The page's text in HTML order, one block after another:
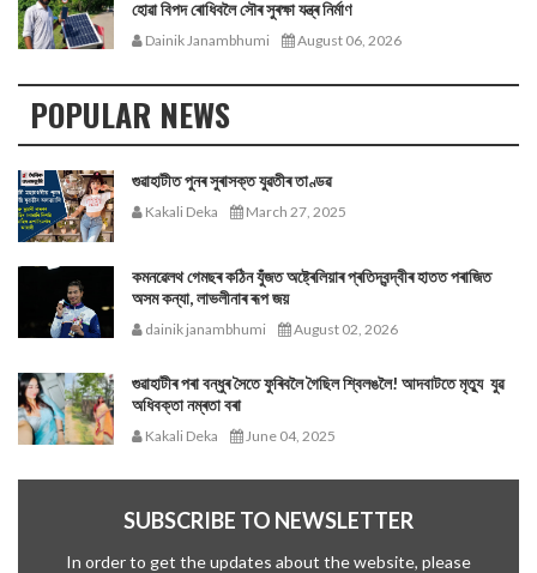
হোৱা বিপদ ৰোধিবলৈ সৌৰ সুৰক্ষা যন্ত্ৰ নিৰ্মাণ
Dainik Janambhumi August 06, 2026
POPULAR NEWS
গুৱাহাটীত পুনৰ সুৰাসক্ত যুৱতীৰ তাণ্ডৱ
Kakali Deka March 27, 2025
কমনৱেলথ গেমছৰ কঠিন যুঁজত অষ্ট্ৰেলিয়াৰ প্ৰতিদ্বন্দ্বীৰ হাতত পৰাজিত
অসম কন্যা, লাভলীনাৰ ৰূপ জয়
dainik janambhumi August 02, 2026
গুৱাহাটীৰ পৰা বন্ধুৰ সৈতে ফুৰিবলৈ গৈছিল শ্বিলঙলৈ! আদবাটতে মৃত্যু যুৱ
অধিবক্তা নম্ৰতা বৰা
Kakali Deka June 04, 2025
SUBSCRIBE TO NEWSLETTER
In order to get the updates about the website, please